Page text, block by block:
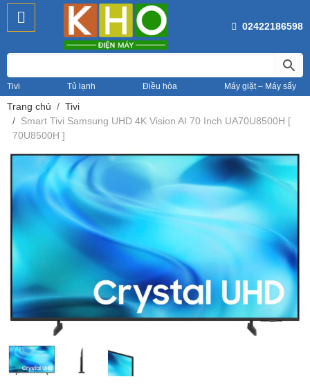
02422186598
Tivi Tủ lạnh Điều hòa Máy giặt – Máy sấy
Trang chủ
Tivi
Smart Tivi Samsung UHD 4K Vision AI 70 Inch UA70U8500H [
70U8500H ]